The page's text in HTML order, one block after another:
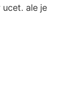
ale je